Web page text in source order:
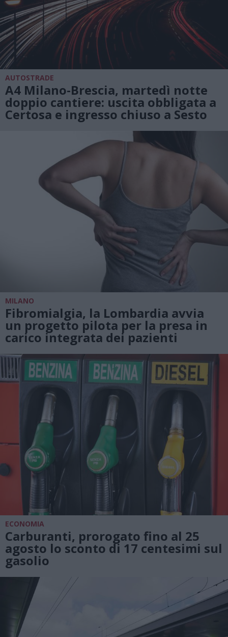
AUTOSTRADE
A4 Milano-Brescia, martedì notte
doppio cantiere: uscita obbligata a
Certosa e ingresso chiuso a Sesto
MILANO
Fibromialgia, la Lombardia avvia
un progetto pilota per la presa in
carico integrata dei pazienti
ECONOMIA
Carburanti, prorogato fino al 25
agosto lo sconto di 17 centesimi sul
gasolio